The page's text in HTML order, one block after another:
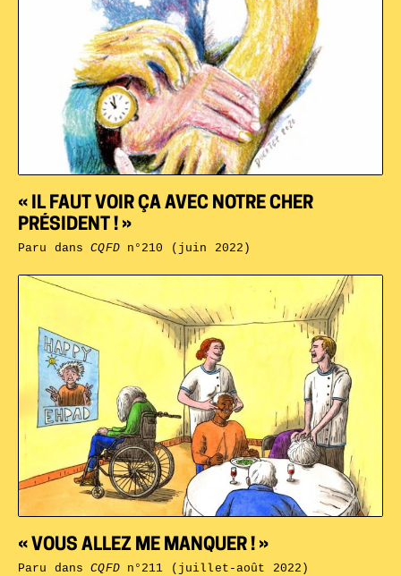
« VOUS ALLEZ ME MANQUER ! »
Paru dansCQFDn°211 (juillet-août 2022)
« IL FAUT VOIR ÇA AVEC NOTRE CHER
PRÉSIDENT ! »
Paru dansCQFDn°210 (juin 2022)